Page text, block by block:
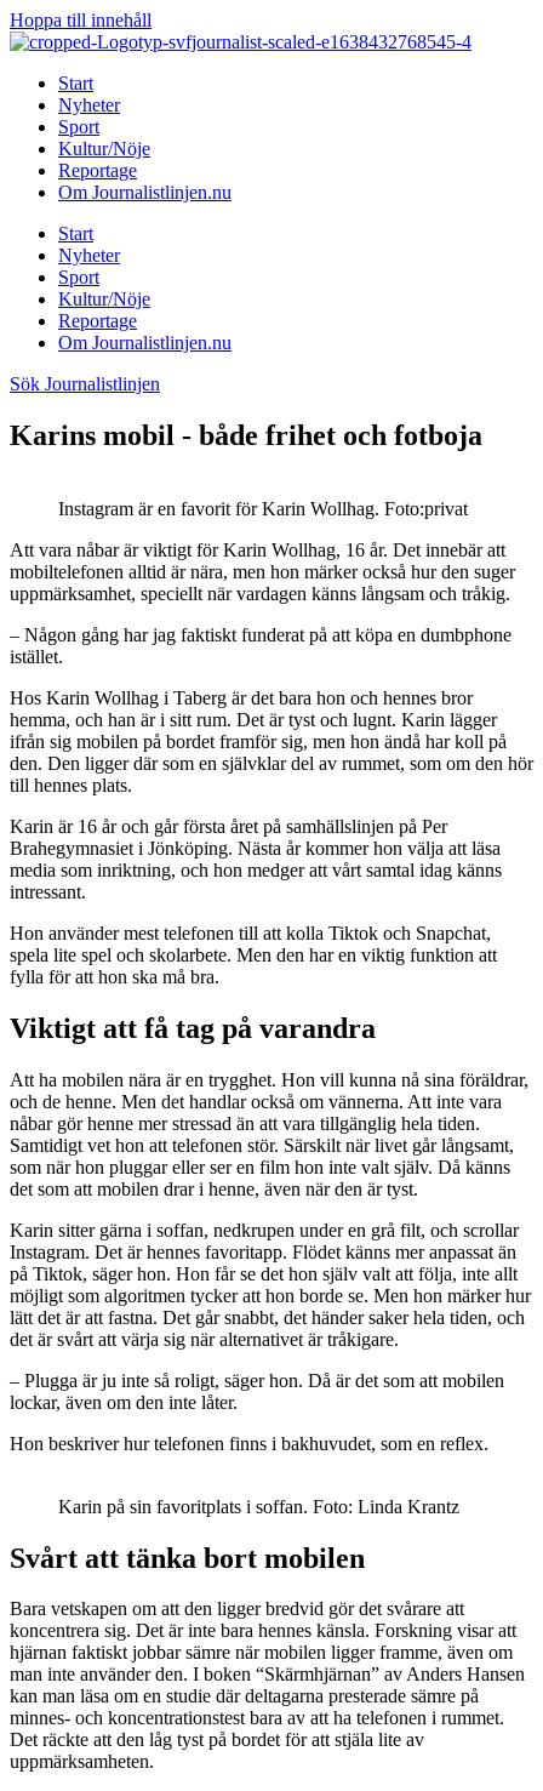
Hoppa till innehåll
Start
Nyheter
Sport
Kultur/Nöje
Reportage
Om Journalistlinjen.nu
Start
Nyheter
Sport
Kultur/Nöje
Reportage
Om Journalistlinjen.nu
Sök Journalistlinjen
Karins mobil - både frihet och fotboja
Instagram är en favorit för Karin Wollhag. Foto:privat
Att vara nåbar är viktigt för Karin Wollhag, 16 år. Det innebär att
mobiltelefonen alltid är nära, men hon märker också hur den suger
uppmärksamhet, speciellt när vardagen känns långsam och tråkig.
– Någon gång har jag faktiskt funderat på att köpa en dumbphone
istället.
Hos Karin Wollhag i Taberg är det bara hon och hennes bror
hemma, och han är i sitt rum. Det är tyst och lugnt. Karin lägger
ifrån sig mobilen på bordet framför sig, men hon ändå har koll på
den. Den ligger där som en självklar del av rummet, som om den hör
till hennes plats.
Karin är 16 år och går första året på samhällslinjen på Per
Brahegymnasiet i Jönköping. Nästa år kommer hon välja att läsa
media som inriktning, och hon medger att vårt samtal idag känns
intressant.
Hon använder mest telefonen till att kolla Tiktok och Snapchat,
spela lite spel och skolarbete. Men den har en viktig funktion att
fylla för att hon ska må bra.
Viktigt att få tag på varandra
Att ha mobilen nära är en trygghet. Hon vill kunna nå sina föräldrar,
och de henne. Men det handlar också om vännerna. Att inte vara
nåbar gör henne mer stressad än att vara tillgänglig hela tiden.
Samtidigt vet hon att telefonen stör. Särskilt när livet går långsamt,
som när hon pluggar eller ser en film hon inte valt själv. Då känns
det som att mobilen drar i henne, även när den är tyst.
Karin sitter gärna i soffan, nedkrupen under en grå filt, och scrollar
Instagram. Det är hennes favoritapp. Flödet känns mer anpassat än
på Tiktok, säger hon. Hon får se det hon själv valt att följa, inte allt
möjligt som algoritmen tycker att hon borde se. Men hon märker hur
lätt det är att fastna. Det går snabbt, det händer saker hela tiden, och
det är svårt att värja sig när alternativet är tråkigare.
– Plugga är ju inte så roligt, säger hon. Då är det som att mobilen
lockar, även om den inte låter.
Hon beskriver hur telefonen finns i bakhuvudet, som en reflex.
Karin på sin favoritplats i soffan. Foto: Linda Krantz
Svårt att tänka bort mobilen
Bara vetskapen om att den ligger bredvid gör det svårare att
koncentrera sig. Det är inte bara hennes känsla. Forskning visar att
hjärnan faktiskt jobbar sämre när mobilen ligger framme, även om
man inte använder den. I boken “Skärmhjärnan” av Anders Hansen
kan man läsa om en studie där deltagarna presterade sämre på
minnes- och koncentrationstest bara av att ha telefonen i rummet.
Det räckte att den låg tyst på bordet för att stjäla lite av
uppmärksamheten.